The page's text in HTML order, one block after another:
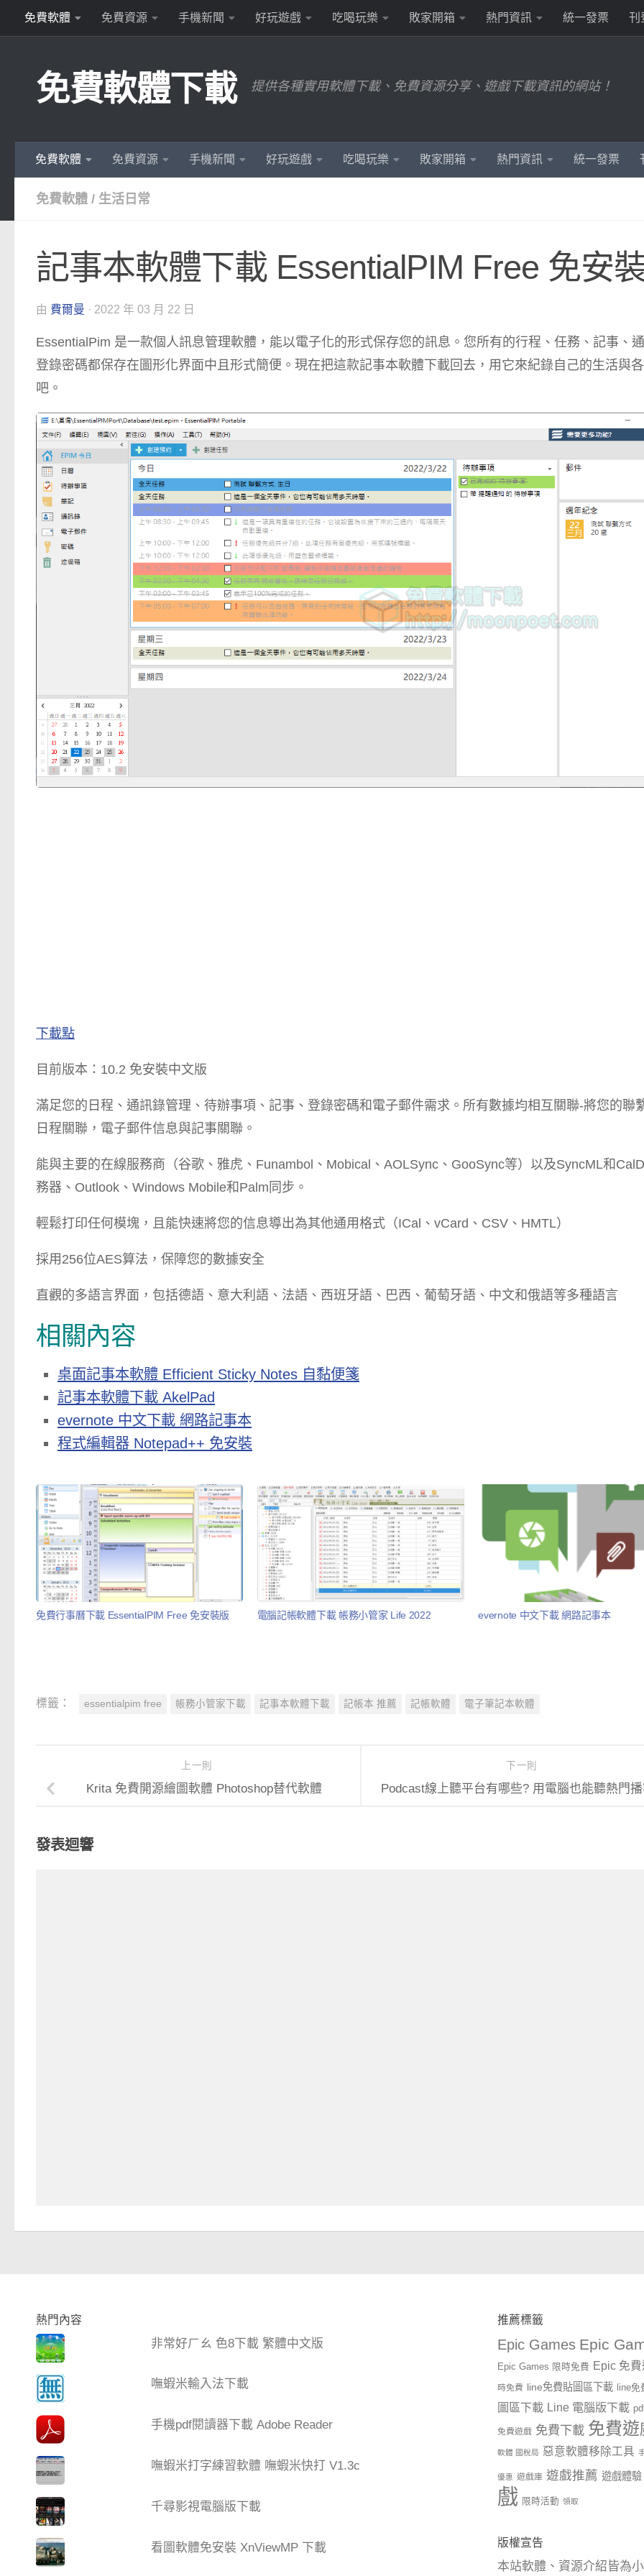
Skip to content
免費軟體 免費資源 手機新聞 好玩遊戲 吃喝玩樂 敗家開箱 熱門資訊 統一發票 刊
免費軟體下載 提供各種實用軟體下載、免費資源分享、遊戲下載資訊的網站！
免費軟體 免費資源 手機新聞 好玩遊戲 吃喝玩樂 敗家開箱 熱門資訊 統一發票
免費軟體 / 生活日常
記事本軟體下載 EssentialPIM Free 免安
由 費爾曼 · 2022 年 03 月 22 日
EssentialPim 是一款個人訊息管理軟體，能以電子化的形式保存您的訊息。您所有的行程、任務、記事、
登錄密碼都保存在圖形化界面中且形式簡便。現在把這款記事本軟體下載回去，用它來紀錄自己的生活與
吧。
下載點
目前版本：10.2 免安裝中文版
滿足您的日程、通訊錄管理、待辦事項、記事、登錄密碼和電子郵件需求。所有數據均相互關聯-將您的聯
日程關聯，電子郵件信息與記事關聯。
能與主要的在線服務商（谷歌、雅虎、Funambol、Mobical、AOLSync、GooSync等）以及SyncML和
務器、Outlook、Windows Mobile和Palm同步。
輕鬆打印任何模塊，且能快速將您的信息導出為其他通用格式（ICal、vCard、CSV、HMTL）
採用256位AES算法，保障您的數據安全
直觀的多語言界面，包括德語、意大利語、法語、西班牙語、巴西、葡萄牙語、中文和俄語等多種語言
相關內容
桌面記事本軟體 Efficient Sticky Notes 自黏便箋
記事本軟體下載 AkelPad
evernote 中文下載 網路記事本
程式編輯器 Notepad++ 免安裝
免費行事曆下載 EssentialPIM Free 免安裝版 電腦記帳軟體下載 帳務小管家 Life 2022 evernote 中文下載 網路記事本
標籤： essentialpim free 帳務小管家下載 記事本軟體下載 記帳本 推薦 記帳軟體 電子筆記本軟體
下一則
Podcast線上聽平台有哪些? 用電腦也能聽熱門
上一則
Krita 免費開源繪圖軟體 Photoshop替代軟體
發表迴響
熱門內容
非常好ㄏㄠ 色8下載 繁體中文版
嘸蝦米輸入法下載
手機pdf閱讀器下載 Adobe Reader
嘸蝦米打字練習軟體 嘸蝦米快打 V1.3c
千尋影視電腦版下載
看圖軟體免安裝 XnViewMP 下載
推薦標籤
Epic Games Epic
Epic Games 限時免費 Epic 免
時免費 line免費貼圖區下載 line
圖區下載 Line 電腦版下載
免費遊戲 免費下載 免費遊
軟體 國稅局 惡意軟體移除工具
優惠 遊戲庫 遊戲推薦 遊戲體驗
戲 限時活動 領取
版權宣告
本站軟體、資源介紹皆為